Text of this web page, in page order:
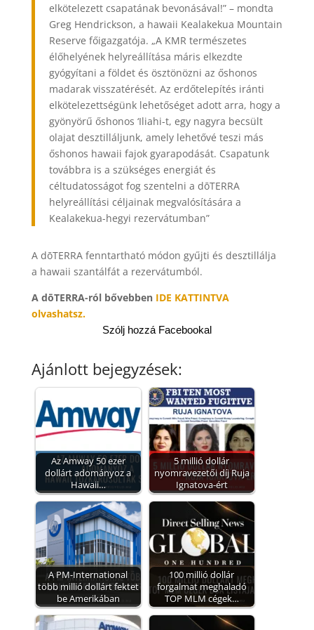
elkötelezett csapatának bevonásával!” – mondta
Greg Hendrickson, a hawaii Kealakekua Mountain
Reserve főigazgatója. „A KMR természetes
élőhelyének helyreállítása máris elkezdte
gyógyítani a földet és ösztönözni az őshonos
madarak visszatérését. Az erdőtelepítés iránti
elkötelezettségünk lehetőséget adott arra, hogy a
gyönyörű őshonos ‘Iliahi-t, egy nagyra becsült
olajat desztilláljunk, amely lehetővé teszi más
őshonos hawaii fajok gyarapodását. Csapatunk
továbbra is a szükséges energiát és
céltudatosságot fog szentelni a dōTERRA
helyreállítási céljainak megvalósítására a
Kealakekua-hegyi rezervátumban”
A dōTERRA fenntartható módon gyűjti és desztillálja
a hawaii szantálfát a rezervátumból.
A dōTERRA-ról bővebben IDE KATTINTVA
olvashatsz.
Szólj hozzá Facebookal
Ajánlott bejegyzések:
Az Amway 50 ezer
dollárt adományoz a
Hawaii…
5 millió dollár
nyomravezetői díj Ruja
Ignatova-ért
A PM-International
több millió dollárt fektet
be Amerikában
100 millió dollár
forgalmat meghaladó
TOP MLM cégek…